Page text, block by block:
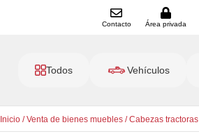
Contacto Área privada
Todos Vehículos
Inicio /Venta de bienes muebles /Cabezas tractoras